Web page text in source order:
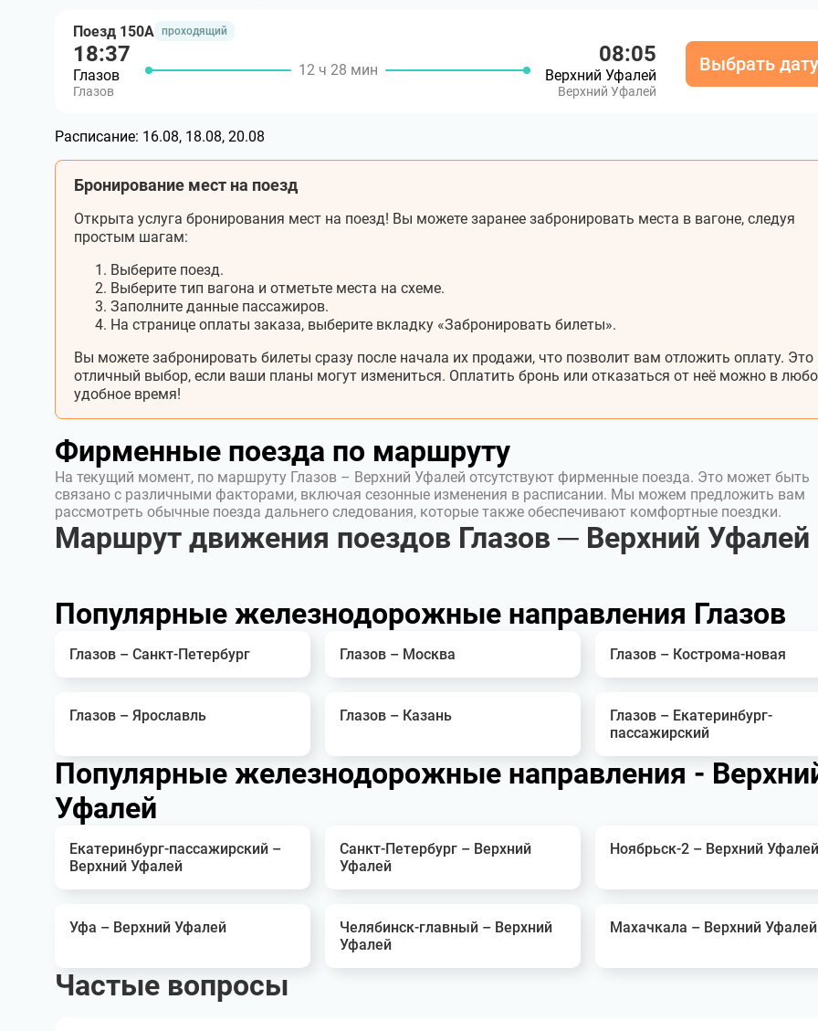
Поезд 150А проходящий
18:37
Глазов
Глазов
12 ч 28 мин
08:05
Верхний Уфалей
Верхний Уфалей
Выбрать дату
Расписание: 16.08, 18.08, 20.08
Бронирование мест на поезд
Открыта услуга бронирования мест на поезд! Вы можете заранее забронировать места в вагоне, следуя
простым шагам:
Выберите поезд.
Выберите тип вагона и отметьте места на схеме.
Заполните данные пассажиров.
На странице оплаты заказа, выберите вкладку «Забронировать билеты».
Вы можете забронировать билеты сразу после начала их продажи, что позволит вам отложить оплату. Это
отличный выбор, если ваши планы могут измениться. Оплатить бронь или отказаться от неё можно в
удобное время!
Фирменные поезда по маршруту
На текущий момент, по маршруту Глазов – Верхний Уфалей отсутствуют фирменные поезда. Это может быть
связано с различными факторами, включая сезонные изменения в расписании. Мы можем предложить вам
рассмотреть обычные поезда дальнего следования, которые также обеспечивают комфортные поездки.
Маршрут движения поездов Глазов ─ Верхний Уфалей
Популярные железнодорожные направления Глазов
Глазов – Санкт-Петербург Глазов – Москва Глазов – Кострома-новая
Глазов – Ярославль Глазов – Казань
Глазов – Екатеринбург-
пассажирский
Популярные железнодорожные направления -
Уфалей
Екатеринбург-пассажирский –
Верхний Уфалей
Санкт-Петербург – Верхний
Уфалей
Ноябрьск-2 – Верхний Уфалей
Уфа – Верхний Уфалей
Челябинск-главный – Верхний
Уфалей
Махачкала – Верхний Уфалей
Частые вопросы